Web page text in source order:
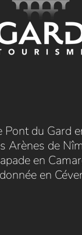
Pont du Gard
Arènes de
en
en